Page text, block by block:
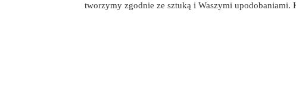
tworzymy zgodnie ze sztuką i Waszymi upodobaniami.